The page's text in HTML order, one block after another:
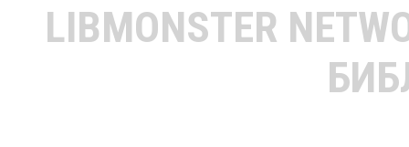
LIBMONSTER